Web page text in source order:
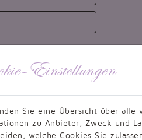
Einstellungen
Sie eine Übersicht über alle
zu Anbieter, Zweck und
welche Cookies Sie